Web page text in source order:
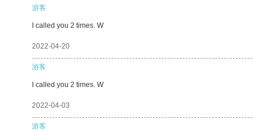
游客
I called you 2 times. W
2022-04-20
游客
I called you 2 times. W
2022-04-03
游客